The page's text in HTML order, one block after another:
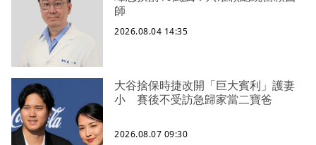
師
2026.08.04 14:35
大谷捨保時捷改開「巨大賓利」護妻
小 賽後不受訪急歸家當二寶爸
2026.08.07 09:30